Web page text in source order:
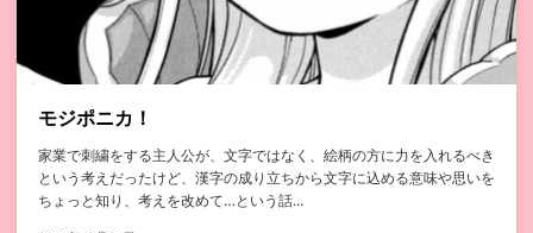
モジポニカ！
家業で刺繍をする主人公が、文字ではなく、絵柄の方に力を入れるべき
という考えだったけど、漢字の成り立ちから文字に込める意味や思いを
ちょっと知り、考えを改めて…という話...